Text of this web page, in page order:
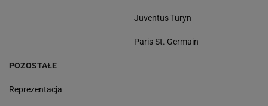
Juventus Turyn
Paris St. Germain
POZOSTAŁE
Reprezentacja